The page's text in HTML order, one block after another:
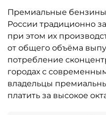
Премиальные
России традиционно
при этом их
от общего объёма
потребление
городах с
владельцы
платить за высокое